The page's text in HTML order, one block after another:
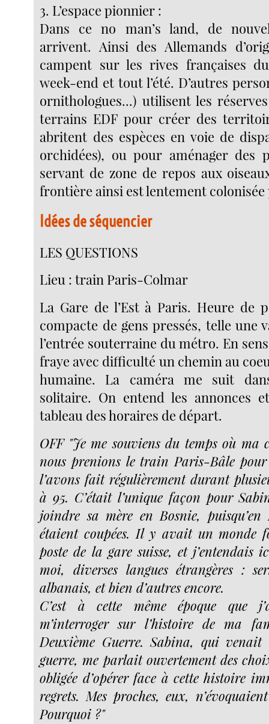
3. L’espace pionnier :
Dans ce no man’s land, de
arrivent. Ainsi des Allemands
campent sur les rives françaises
week-end et tout l’été. D’autres
ornithologues...) utilisent les
terrains EDF pour créer des
abritent des espèces en voie de
orchidées), ou pour aménager des
servant de zone de repos aux
frontière ainsi est lentement
Idées de séquencier
LES QUESTIONS
Lieu : train Paris-Colmar
La Gare de l’Est à Paris. Heure de
compacte de gens pressés, telle une
l’entrée souterraine du métro. En
fraye avec difficulté un chemin au
humaine. La caméra me suit
solitaire. On entend les annonces
tableau des horaires de départ.
OFF "Je me souviens du temps où ma
nous prenions le train Paris-Bâle pour
l’avons fait régulièrement durant
à 95. C’était l’unique façon pour
joindre sa mère en Bosnie, puisqu’en
étaient coupées. Il y avait un monde
poste de la gare suisse, et j’entendais
moi, diverses langues étrangères :
albanais, et bien d’autres encore.
C’est à cette même époque que
m’interroger sur l’histoire de ma
Deuxième Guerre. Sabina, qui
guerre, me parlait ouvertement des
obligée d’opérer face à cette histoire
regrets. Mes proches, eux,
Pourquoi ?"